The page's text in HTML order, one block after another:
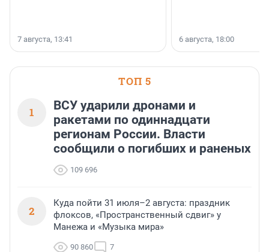
7 августа, 13:41 6 августа, 18:00
ТОП 5
1
ВСУ ударили дронами и
ракетами по одиннадцати
регионам России. Власти
сообщили о погибших и раненых
109 696
2
Куда пойти 31 июля–2 августа: праздник
флоксов, «Пространственный сдвиг» у
Манежа и «Музыка мира»
90 860 7